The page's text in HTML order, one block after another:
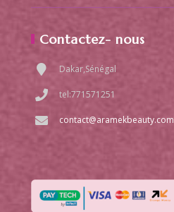
Contactez- nous
Dakar,Sénégal
tel:771571251
contact@aramekbeauty.com